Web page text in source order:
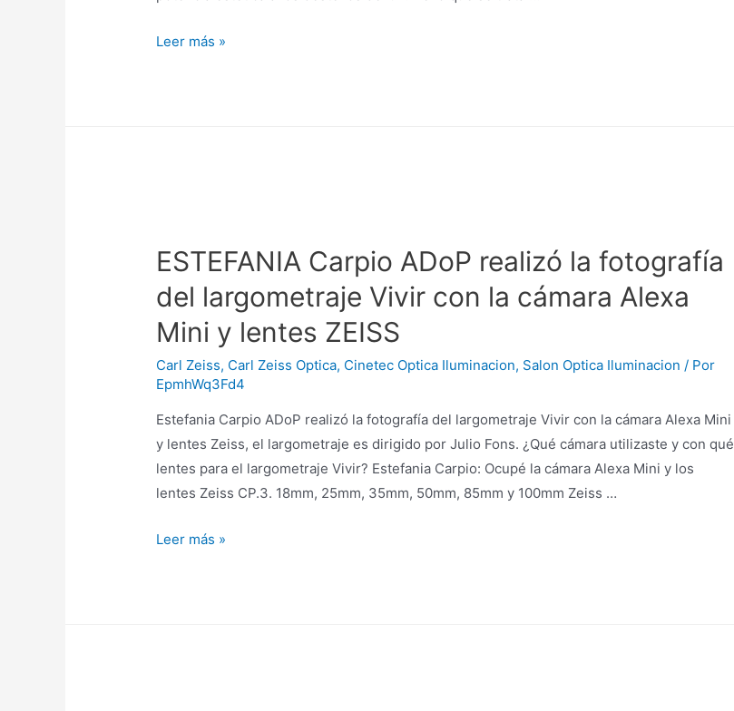
LENTES
contraste
Leer más »
ESTEFANIA Carpio ADoP realizó la fotografía
del largometraje Vivir con la cámara Alexa
Mini y lentes ZEISS
Carl Zeiss, Carl Zeiss Optica, Cinetec Optica Iluminacion, Salon Optica Iluminacion / Por
EpmhWq3Fd4
Estefania Carpio ADoP realizó la fotografía del largometraje Vivir con la cámara Alexa Mini
y lentes Zeiss, el largometraje es dirigido por Julio Fons. ¿Qué cámara utilizaste y con qué
lentes para el largometraje Vivir? Estefania Carpio: Ocupé la cámara Alexa Mini y los
lentes Zeiss CP.3. 18mm, 25mm, 35mm, 50mm, 85mm y 100mm Zeiss …
ESTEFANIA
Leer más »